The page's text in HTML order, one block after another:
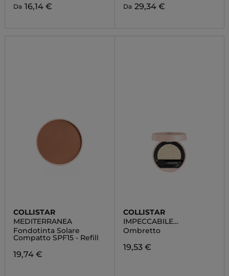
Da 16,14 € Da 29,34 €
COLLISTAR
MEDITERRANEA
Fondotinta Solare
Compatto SPF15 - Refill
19,74 €
COLLISTAR
IMPECCABILE
OMBRETTO COMPATTO
Ombretto
19,53 €